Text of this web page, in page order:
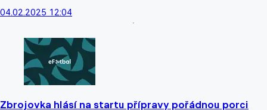
04.02.2025 12:04
Zbrojovka hlásí na startu přípravy pořádnou porci